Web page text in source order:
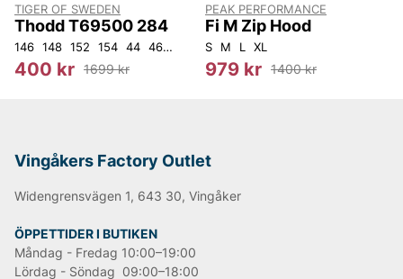
W34L30 W34L32 W36L32 W36L34
TIGER OF SWEDEN
Thodd T69500 284
146 148 152 154 44 46 48 50 52 54 56
400 kr 1699 kr
PEAK PERFORMANCE
Fi M Zip Hood
S M L XL
979 kr 1400 kr
Vingåkers Factory Outlet
Widengrensvägen 1, 643 30, Vingåker
ÖPPETTIDER I BUTIKEN
Måndag - Fredag 10:00–19:00
Lördag - Söndag 09:00–18:00